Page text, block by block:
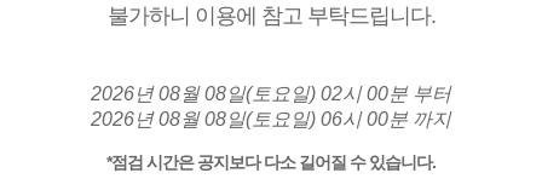
불가하니 이용에 참고 부탁드립니다.
2026년 08월 08일(토요일) 02시 00분 부터
2026년 08월 08일(토요일) 06시 00분 까지
*점검 시간은 공지보다 다소 길어질 수 있습니다.